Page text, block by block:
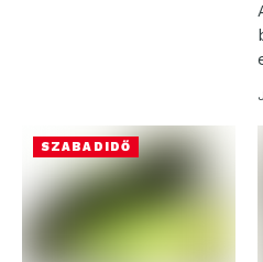
SZABADIDŐ